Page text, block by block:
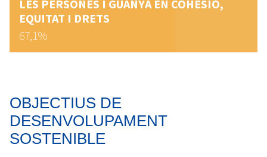
LES PERSONES I GUANYA EN COHESIÓ,
EQUITAT I DRETS
67,1%
OBJECTIUS DE
DESENVOLUPAMENT
SOSTENIBLE